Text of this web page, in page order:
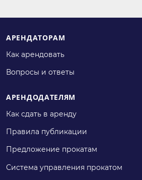
АРЕНДАТОРАМ
Как арендовать
Вопросы и ответы
АРЕНДОДАТЕЛЯМ
Как сдать в аренду
Правила публикации
Предложение прокатам
Система управления прокатом